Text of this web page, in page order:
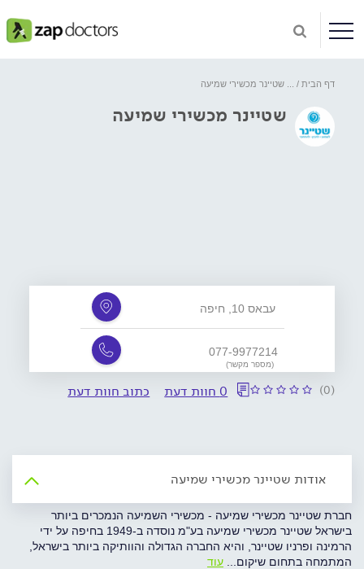
דף הבית שטיינר מכשירי שמיעה
שטיינר מכשירי שמיעה
עבאס 10, חיפה
077-9977214
(מספר מקשר)
(0) 0 חוות דעת כתוב חוות דעת
אודות שטיינר מכשירי שמיעה
חברת שטיינר מכשירי שמיעה - מכשירי השמיעה הנמכרים ביותר
בישראל שטיינר מכשירי שמיעה בע"מ נוסדה ב-1949 בחיפה על ידי
הרמינה ופרניו שטיינר, והיא החברה הגדולה והוותיקה ביותר בישראל,
המתמחה בתחום שיקום
עוד